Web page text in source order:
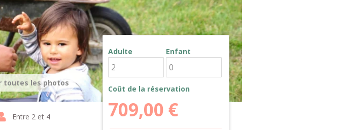
toutes les photos
Entre 2 et 4
Adulte Enfant
Coût de la réservation
709,00 €